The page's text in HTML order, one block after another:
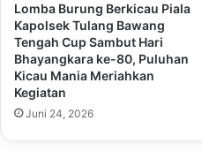
Lomba Burung Berkicau Piala
Kapolsek Tulang Bawang
Tengah Cup Sambut Hari
Bhayangkara ke-80, Puluhan
Kicau Mania Meriahkan
Kegiatan
Juni 24, 2026